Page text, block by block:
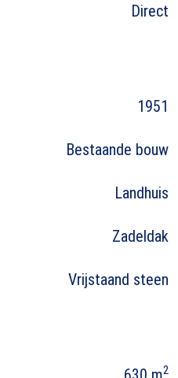
Direct
1951
Bestaande bouw
Landhuis
Zadeldak
Vrijstaand steen
2